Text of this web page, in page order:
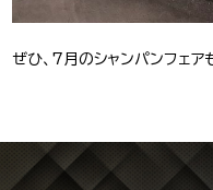
ぜひ、7月のシャンパンフェア